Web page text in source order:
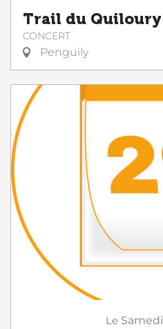
Trail du Quiloury
CONCERT
Penguily
Le Samedi